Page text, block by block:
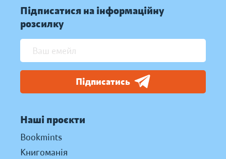
Підписатися на інформаційну
розсилку
Підписатись
Наші проєкти
Bookmints
Книгоманія